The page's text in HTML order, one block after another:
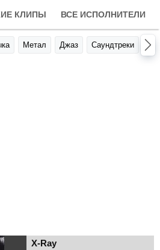
КЛИПЫ ВСЕ ИСПОЛНИТЕЛИ
Метал Джаз Саундтреки
X-Ray